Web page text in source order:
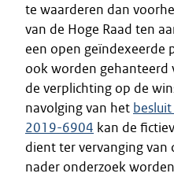
te waarderen dan
van de Hoge Raad ten
een open geïndexeerde
ook worden gehanteerd
de verplichting op de
navolging van het
2019-6904 kan de
dient ter vervanging
nader onderzoek